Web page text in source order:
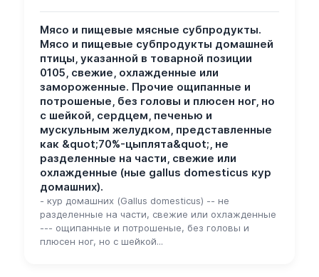
Мясо и пищевые мясные субпродукты.
Мясо и пищевые субпродукты домашней
птицы, указанной в товарной позиции
0105, свежие, охлажденные или
замороженные. Прочие ощипанные и
потрошеные, без головы и плюсен ног, но
с шейкой, сердцем, печенью и
мускульным желудком, представленные
как &quot;70%-цыплята&quot;, не
разделенные на части, свежие или
охлажденные (ные gallus domesticus кур
домашних).
- кур домашних (Gallus domesticus) -- не
разделенные на части, свежие или охлажденные
--- ощипанные и потрошеные, без головы и
плюсен ног, но с шейкой...